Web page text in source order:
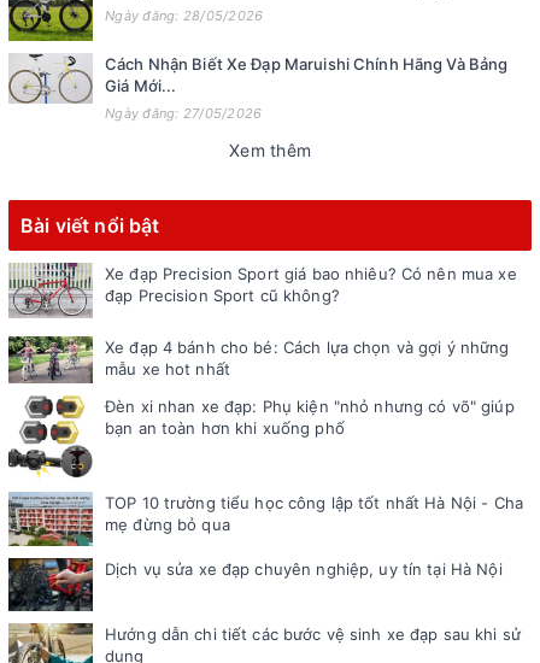
Ngày đăng: 28/05/2026
Cách Nhận Biết Xe Đạp Maruishi Chính Hãng Và Bảng
Giá Mới...
Ngày đăng: 27/05/2026
Xem thêm
Bài viết nổi bật
Xe đạp Precision Sport giá bao nhiêu? Có nên mua xe
đạp Precision Sport cũ không?
Xe đạp 4 bánh cho bé: Cách lựa chọn và gợi ý những
mẫu xe hot nhất
Đèn xi nhan xe đạp: Phụ kiện "nhỏ nhưng có võ" giúp
bạn an toàn hơn khi xuống phố
TOP 10 trường tiểu học công lập tốt nhất Hà Nội - Cha
mẹ đừng bỏ qua
Dịch vụ sửa xe đạp chuyên nghiệp, uy tín tại Hà Nội
Hướng dẫn chi tiết các bước vệ sinh xe đạp sau khi sử
dụng